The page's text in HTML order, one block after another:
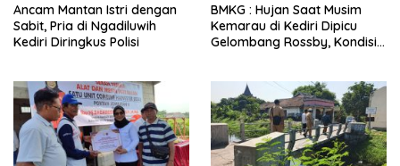
Ancam Mantan Istri dengan
Sabit, Pria di Ngadiluwih
Kediri Diringkus Polisi
BMKG : Hujan Saat Musim
Kemarau di Kediri Dipicu
Gelombang Rossby, Kondisi